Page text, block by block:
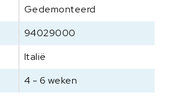
Gedemonteerd
94029000
Italië
4 - 6 weken